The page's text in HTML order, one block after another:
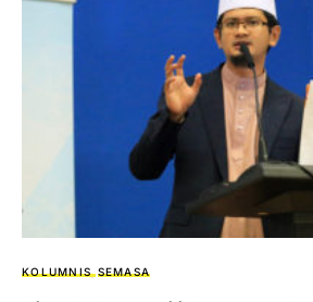
KOLUMNIS SEMASA